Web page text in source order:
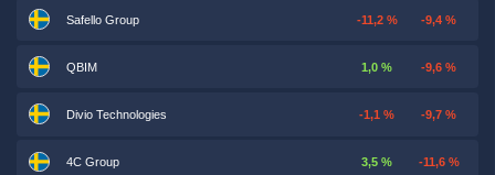
Safello Group -11,2 % -9,4 %
QBIM 1,0 % -9,6 %
Divio Technologies -1,1 % -9,7 %
4C Group 3,5 % -11,6 %